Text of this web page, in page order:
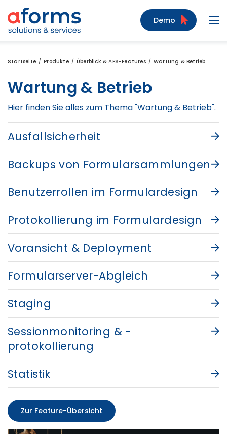
Zum Inhalt
Zum Menü
Zur Suche
Demo
Startseite Produkte Überblick & AFS-Features Wartung & Betrieb
Wartung & Betrieb
Hier finden Sie alles zum Thema "Wartung & Betrieb".
Ausfallsicherheit
Backups von Formularsammlungen
Benutzerrollen im Formulardesign
Protokollierung im Formulardesign
Voransicht & Deployment
Formularserver-Abgleich
Staging
Sessionmonitoring & -
protokollierung
Statistik
Zur Feature-Übersicht